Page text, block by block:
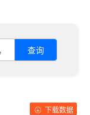
查询
下载数据